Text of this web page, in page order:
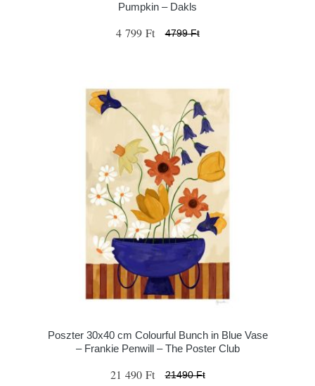
Pumpkin – Dakls
4 799 Ft 4799 Ft
Poszter 30x40 cm Colourful Bunch in Blue Vase
– Frankie Penwill – The Poster Club
21 490 Ft 21490 Ft